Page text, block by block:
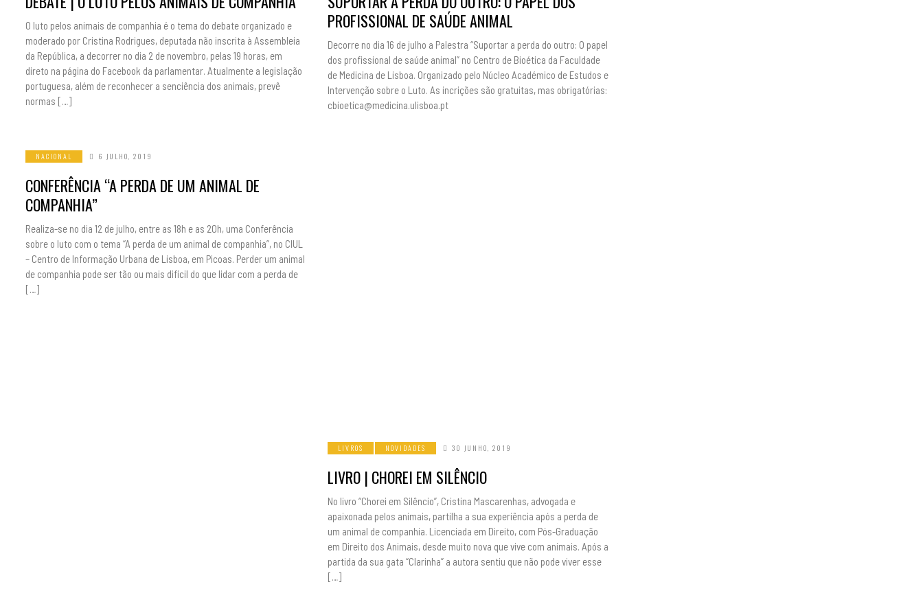
O luto pelos animais de companhia é o tema do debate organizado e
moderado por Cristina Rodrigues, deputada não inscrita à Assembleia
da República, a decorrer no dia 2 de novembro, pelas 19 horas, em
direto na página do Facebook da parlamentar. Atualmente a legislação
portuguesa, além de reconhecer a senciência dos animais, prevê
normas […]
PROFISSIONAL DE SAÚDE ANIMAL
Decorre no dia 16 de julho a Palestra “Suportar a perda do outro: O papel
dos profissional de saúde animal” no Centro de Bioética da Faculdade
de Medicina de Lisboa. Organizado pelo Núcleo Académico de Estudos e
Intervenção sobre o Luto. As incrições são gratuitas, mas obrigatórias:
cbioetica@medicina.ulisboa.pt
NACIONAL 6 JULHO, 2019
CONFERÊNCIA “A PERDA DE UM ANIMAL DE
COMPANHIA”
Realiza-se no dia 12 de julho, entre as 18h e as 20h, uma Conferência
sobre o luto com o tema “A perda de um animal de companhia”, no CIUL
– Centro de Informação Urbana de Lisboa, em Picoas. Perder um animal
de companhia pode ser tão ou mais difícil do que lidar com a perda de
[…]
LIVROS NOVIDADES 30 JUNHO, 2019
LIVRO | CHOREI EM SILÊNCIO
No livro “Chorei em Silêncio”, Cristina Mascarenhas, advogada e
apaixonada pelos animais, partilha a sua experiência após a perda de
um animal de companhia. Licenciada em Direito, com Pós-Graduação
em Direito dos Animais, desde muito nova que vive com animais. Após a
partida da sua gata “Clarinha” a autora sentiu que não pode viver esse
[…]